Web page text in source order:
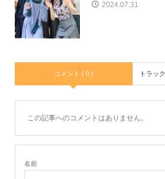
2024.07.31
コメント ( 0 ) トラッ
この記事へのコメントはありません。
名前